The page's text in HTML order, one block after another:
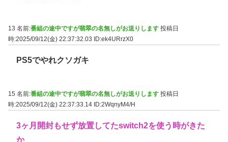
13 名前:番組の途中ですが翡翠の名無しがお送りします 投稿日
時:2025/09/12(金) 22:37:32.03
ID:ek4URrzX0
PS5でやれクソガキ
15 名前:番組の途中ですが翡翠の名無しがお送りします 投稿日
時:2025/09/12(金) 22:37:33.14 ID:2WqnyM4/H
3ヶ月開封もせず放置してたswitch2を使う時がきた
か